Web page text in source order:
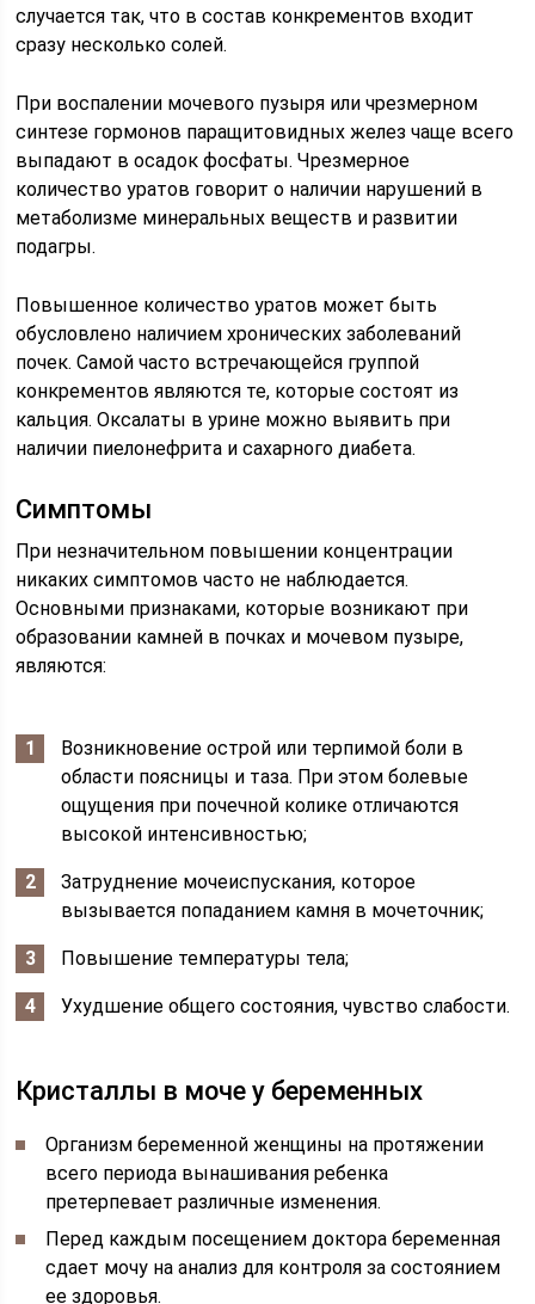
случается так, что в состав конкрементов входит
сразу несколько солей.
При воспалении мочевого пузыря или чрезмерном
синтезе гормонов паращитовидных желез чаще всего
выпадают в осадок фосфаты. Чрезмерное
количество уратов говорит о наличии нарушений в
метаболизме минеральных веществ и развитии
подагры.
Повышенное количество уратов может быть
обусловлено наличием хронических заболеваний
почек. Самой часто встречающейся группой
конкрементов являются те, которые состоят из
кальция. Оксалаты в урине можно выявить при
наличии пиелонефрита и сахарного диабета.
Симптомы
При незначительном повышении концентрации
никаких симптомов часто не наблюдается.
Основными признаками, которые возникают при
образовании камней в почках и мочевом пузыре,
являются:
Возникновение острой или терпимой боли в
области поясницы и таза. При этом болевые
ощущения при почечной колике отличаются
высокой интенсивностью;
Затруднение мочеиспускания, которое
вызывается попаданием камня в мочеточник;
Повышение температуры тела;
Ухудшение общего состояния, чувство слабости.
Кристаллы в моче у беременных
Организм беременной женщины на протяжении
всего периода вынашивания ребенка
претерпевает различные изменения.
Перед каждым посещением доктора беременная
сдает мочу на анализ для контроля за состоянием
ее здоровья.